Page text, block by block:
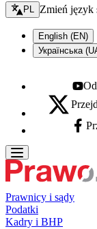
Zmień język -
PL Zmień język
English (EN)
Українська
X - otwiera
Prawnicy i sądy
Podatki
Kadry i BHP